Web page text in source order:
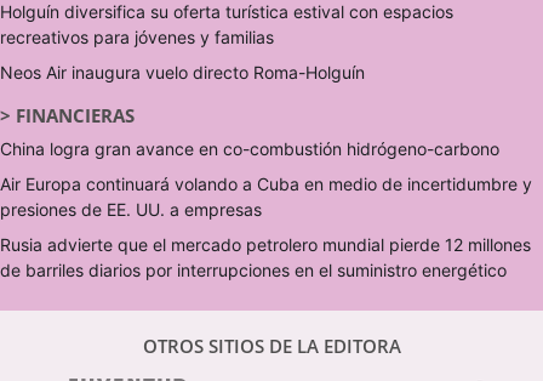
Holguín diversifica su oferta turística estival con espacios
recreativos para jóvenes y familias
Neos Air inaugura vuelo directo Roma-Holguín
> FINANCIERAS
China logra gran avance en co-combustión hidrógeno-carbono
Air Europa continuará volando a Cuba en medio de incertidumbre y
presiones de EE. UU. a empresas
Rusia advierte que el mercado petrolero mundial pierde 12 millones
de barriles diarios por interrupciones en el suministro energético
OTROS SITIOS DE LA EDITORA